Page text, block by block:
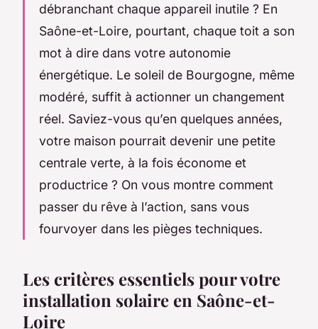
débranchant chaque appareil inutile ? En
Saône-et-Loire, pourtant, chaque toit a son
mot à dire dans votre autonomie
énergétique. Le soleil de Bourgogne, même
modéré, suffit à actionner un changement
réel. Saviez-vous qu’en quelques années,
votre maison pourrait devenir une petite
centrale verte, à la fois économe et
productrice ? On vous montre comment
passer du rêve à l’action, sans vous
fourvoyer dans les pièges techniques.
Les critères essentiels pour votre
installation solaire en Saône-et-
Loire